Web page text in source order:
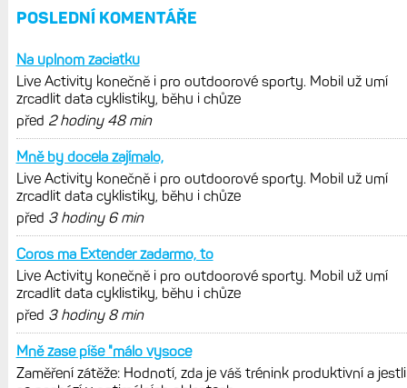
POSLEDNÍ KOMENTÁŘE
Na uplnom zaciatku
Live Activity konečně i pro outdoorové sporty. Mobil už umí
zrcadlit data cyklistiky, běhu i chůze
před 2 hodiny 48 min
Mně by docela zajímalo,
Live Activity konečně i pro outdoorové sporty. Mobil už umí
zrcadlit data cyklistiky, běhu i chůze
před 3 hodiny 6 min
Coros ma Extender zadarmo, to
Live Activity konečně i pro outdoorové sporty. Mobil už umí
zrcadlit data cyklistiky, běhu i chůze
před 3 hodiny 8 min
Mně zase píše "málo vysoce
Zaměření zátěže: Hodnotí, zda je váš trénink produktivní a jestli